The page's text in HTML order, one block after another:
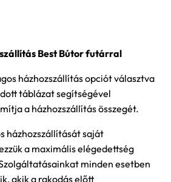
Best Bútor futárral
házhozszállítás opciót választva
táblázat segítségével
a házhozszállítás összegét.
házhozszállítását saját
a maximális elégedettség
minden esetben
akik a rakodás előtt